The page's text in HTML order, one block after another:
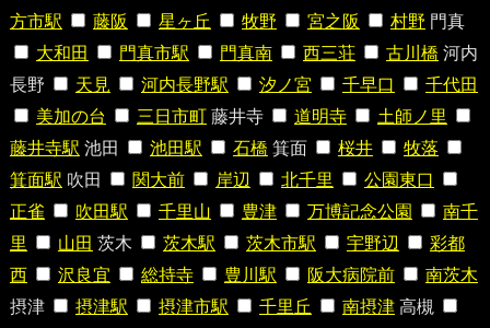
方市駅
藤阪 星ヶ丘 牧野 宮之阪 村野 門真
大和田
門真市駅 門真南 西三荘 古川橋 河内
長野
天見 河内長野駅 汐ノ宮 千早口
千代田
美加の台
三日市町 藤井寺 道明寺
土師ノ里
藤井寺駅 池田 池田駅 石橋 箕面 桜井
牧落
箕面駅 吹田 関大前 岸辺 北千里
公園東口
正雀
吹田駅 千里山 豊津 万博記念公園
南千
里
山田 茨木 茨木駅 茨木市駅 宇野辺
彩都
西
沢良宜 総持寺 豊川駅 阪大病院前
南茨木
摂津
摂津駅 摂津市駅 千里丘 南摂津 高槻